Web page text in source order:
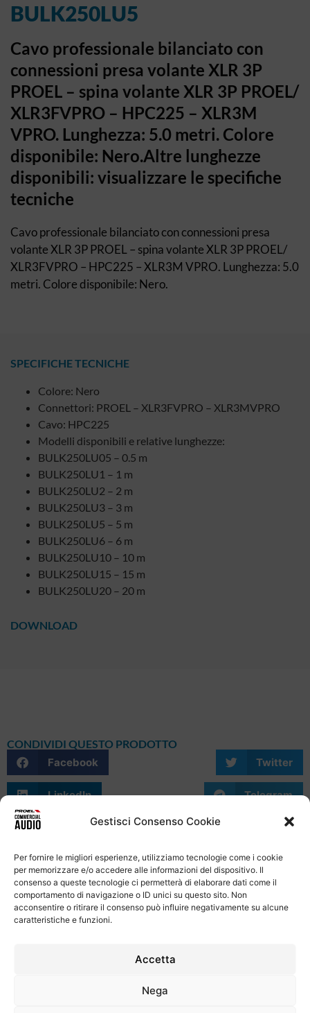
Gestisci Consenso Cookie
Per fornire le migliori esperienze, utilizziamo tecnologie come i cookie
per memorizzare e/o accedere alle informazioni del dispositivo. Il
consenso a queste tecnologie ci permetterà di elaborare dati come il
comportamento di navigazione o ID unici su questo sito. Non
acconsentire o ritirare il consenso può influire negativamente su alcune
caratteristiche e funzioni.
Accetta
Nega
BULK250LU5
Cavo professionale bilanciato con
connessioni presa volante XLR 3P
PROEL – spina volante XLR 3P PROEL/
XLR3FVPRO – HPC225 – XLR3M
VPRO. Lunghezza: 5.0 metri. Colore
disponibile: Nero.Altre lunghezze
disponibili: visualizzare le specifiche
tecniche
Cavo professionale bilanciato con connessioni presa
volante XLR 3P PROEL – spina volante XLR 3P PROEL/
XLR3FVPRO – HPC225 – XLR3M VPRO. Lunghezza: 5.0
metri. Colore disponibile: Nero.
SPECIFICHE TECNICHE
Colore: Nero
Connettori: PROEL – XLR3FVPRO – XLR3MVPRO
Cavo: HPC225
Modelli disponibili e relative lunghezze:
BULK250LU05 – 0.5 m
BULK250LU1 – 1 m
BULK250LU2 – 2 m
BULK250LU3 – 3 m
BULK250LU5 – 5 m
BULK250LU6 – 6 m
BULK250LU10 – 10 m
BULK250LU15 – 15 m
BULK250LU20 – 20 m
DOWNLOAD
CONDIVIDI QUESTO PRODOTTO
Facebook
Twitter
LinkedIn Telegram
WhatsApp Email Skype
Via alla Ruenia 37/43, CAP 64027 Sant’Omero (TE) ITALY